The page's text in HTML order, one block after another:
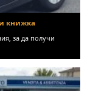
книжка
за да получи